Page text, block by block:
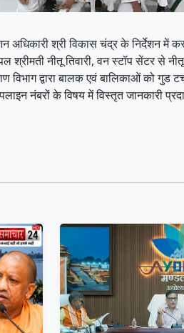
अधिकारी श्री विकास चंद्र के निर्देशन में
श्रीमती नीतू तिवारी, वन स्टॉप सेंटर से
द्वारा बालक एवं बालिकाओं को गुड
नंबरों के विषय में विस्तृत जानकारी